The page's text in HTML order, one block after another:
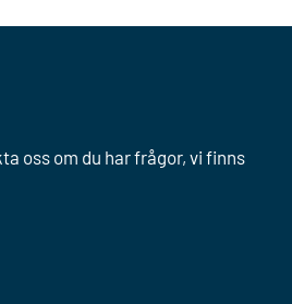
oss om du har frågor, vi finns